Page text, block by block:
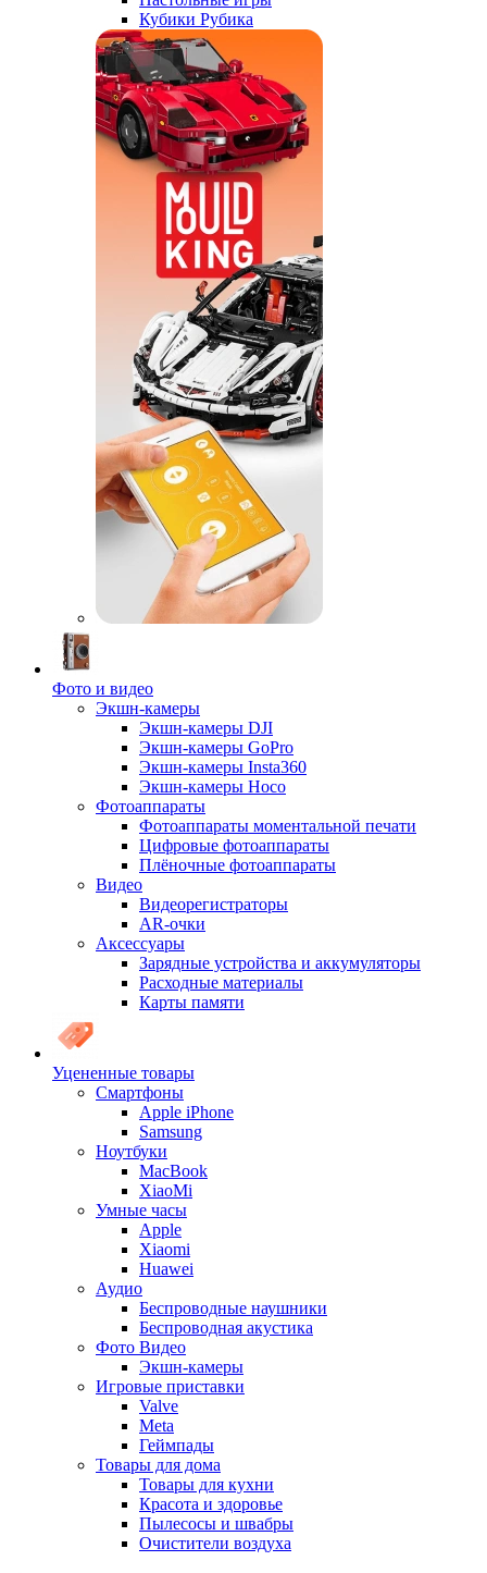
Кубики Рубика
Фото и видео
Экшн-камеры
Экшн-камеры DJI
Экшн-камеры GoPro
Экшн-камеры Insta360
Экшн-камеры Hoco
Фотоаппараты
Фотоаппараты моментальной печати
Цифровые фотоаппараты
Плёночные фотоаппараты
Видео
Видеорегистраторы
AR-очки
Аксессуары
Зарядные устройства и аккумуляторы
Расходные материалы
Карты памяти
Уцененные товары
Cмартфоны
Apple iPhone
Samsung
Ноутбуки
MacBook
XiaoMi
Умные часы
Apple
Xiaomi
Huawei
Аудио
Беспроводные наушники
Беспроводная акустика
Фото Видео
Экшн-камеры
Игровые приставки
Valve
Meta
Геймпады
Товары для дома
Товары для кухни
Красота и здоровье
Пылесосы и швабры
Очистители воздуха